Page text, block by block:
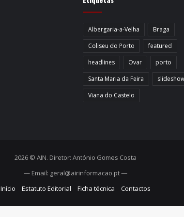
Albergaria-a-Velha
Braga
Coliseu do Porto
featured
headlines
Ovar
porto
Santa Maria da Feira
Viana do Castelo
2026 © AIN. Diretor: António Gomes Costa
— Email: geral@airinformacao.pt —
Início
Estatuto Editorial Ficha técnica Contactos